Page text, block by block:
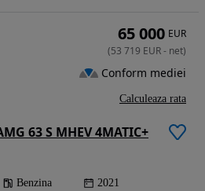
63 S MHEV 4MATIC+
Benzina 2021
65 000 EUR
(53 719 EUR- net)
Conform mediei
Calculeaza rata